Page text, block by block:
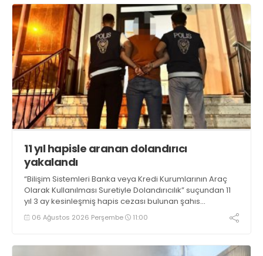
11 yıl hapisle aranan dolandırıcı
yakalandı
“Bilişim Sistemleri Banka veya Kredi Kurumlarının Araç
Olarak Kullanılması Suretiyle Dolandırıcılık” suçundan 11
yıl 3 ay kesinleşmiş hapis cezası bulunan şahıs
yakalandı
06 Ağustos 2026 Perşembe 11:00